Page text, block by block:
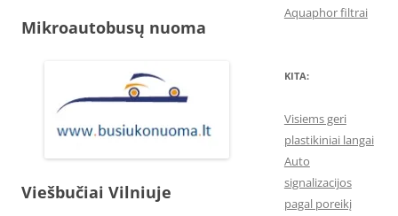
Mikroautobusų nuoma
Viešbučiai Vilniuje
Aquaphor filtrai
KITA:
Visiems geri
plastikiniai langai
Auto
signalizacijos
pagal poreikį